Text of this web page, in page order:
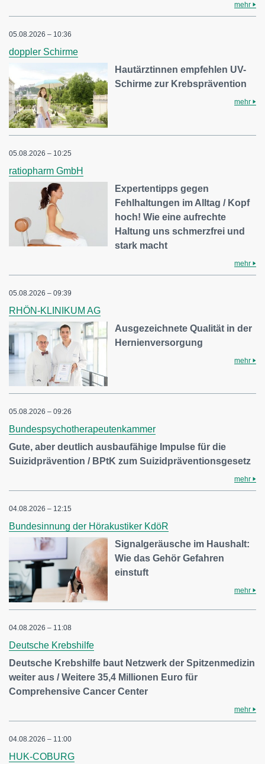
mehr
05.08.2026 – 10:36
doppler Schirme
Hautärztinnen empfehlen UV-
Schirme zur Krebsprävention
mehr
05.08.2026 – 10:25
ratiopharm GmbH
Expertentipps gegen
Fehlhaltungen im Alltag / Kopf
hoch! Wie eine aufrechte
Haltung uns schmerzfrei und
stark macht
mehr
05.08.2026 – 09:39
RHÖN-KLINIKUM AG
Ausgezeichnete Qualität in der
Hernienversorgung
mehr
05.08.2026 – 09:26
Bundespsychotherapeutenkammer
Gute, aber deutlich ausbaufähige Impulse für die
Suizidprävention / BPtK zum Suizidpräventionsgesetz
mehr
04.08.2026 – 12:15
Bundesinnung der Hörakustiker KdöR
Signalgeräusche im Haushalt:
Wie das Gehör Gefahren
einstuft
mehr
04.08.2026 – 11:08
Deutsche Krebshilfe
Deutsche Krebshilfe baut Netzwerk der Spitzenmedizin
weiter aus / Weitere 35,4 Millionen Euro für
Comprehensive Cancer Center
mehr
04.08.2026 – 11:00
HUK-COBURG